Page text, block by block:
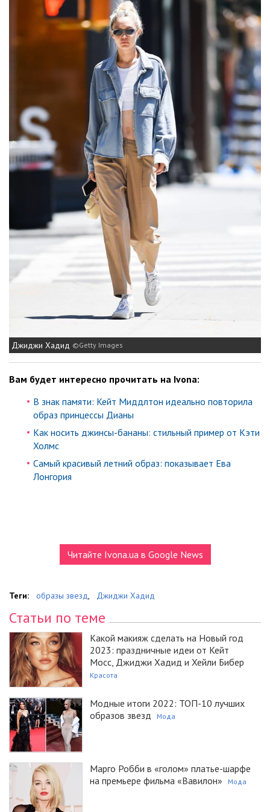
Джиджи Хадид Getty Images
Вам будет интересно прочитать на Ivona:
В знак памяти: Кейт Миддлтон идеально повторила
образ принцессы Дианы
Как носить джинсы-бананы: стильный пример от Кэти
Холмс
Самый красивый летний образ: показывает Ева
Лонгория
Читайте Ivona.ua в Google News
Теги: образы звезд Джиджи Хадид
Статьи по теме
Какой макияж сделать на Новый год
2023: праздничные идеи от Кейт
Мосс, Джиджи Хадид и Хейли Бибер
Красота
Модные итоги 2022: ТОП-10 лучших
образов звезд
Мода
Марго Робби в «голом» платье-шарфе
на премьере фильма «Вавилон»
Мода